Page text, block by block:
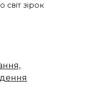
зірок